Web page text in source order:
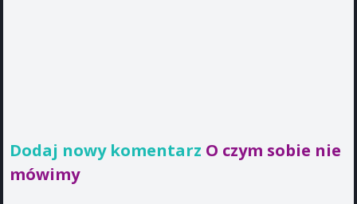
Dodaj nowy komentarz O czym sobie nie
mówimy